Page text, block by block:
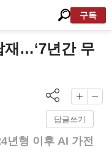
구독
재…‘7년간 무
답글쓰기
년형 이후 AI 가전